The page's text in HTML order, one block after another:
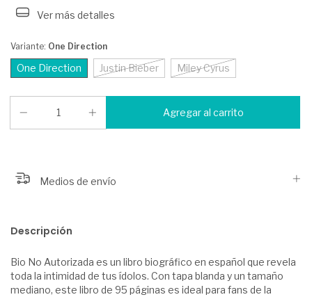
Ver más detalles
Variante: One Direction
One Direction Justin Bieber Miley Cyrus
Medios de envío
Descripción
Bio No Autorizada es un libro biográfico en español que revela
toda la intimidad de tus ídolos. Con tapa blanda y un tamaño
mediano, este libro de 95 páginas es ideal para fans de la